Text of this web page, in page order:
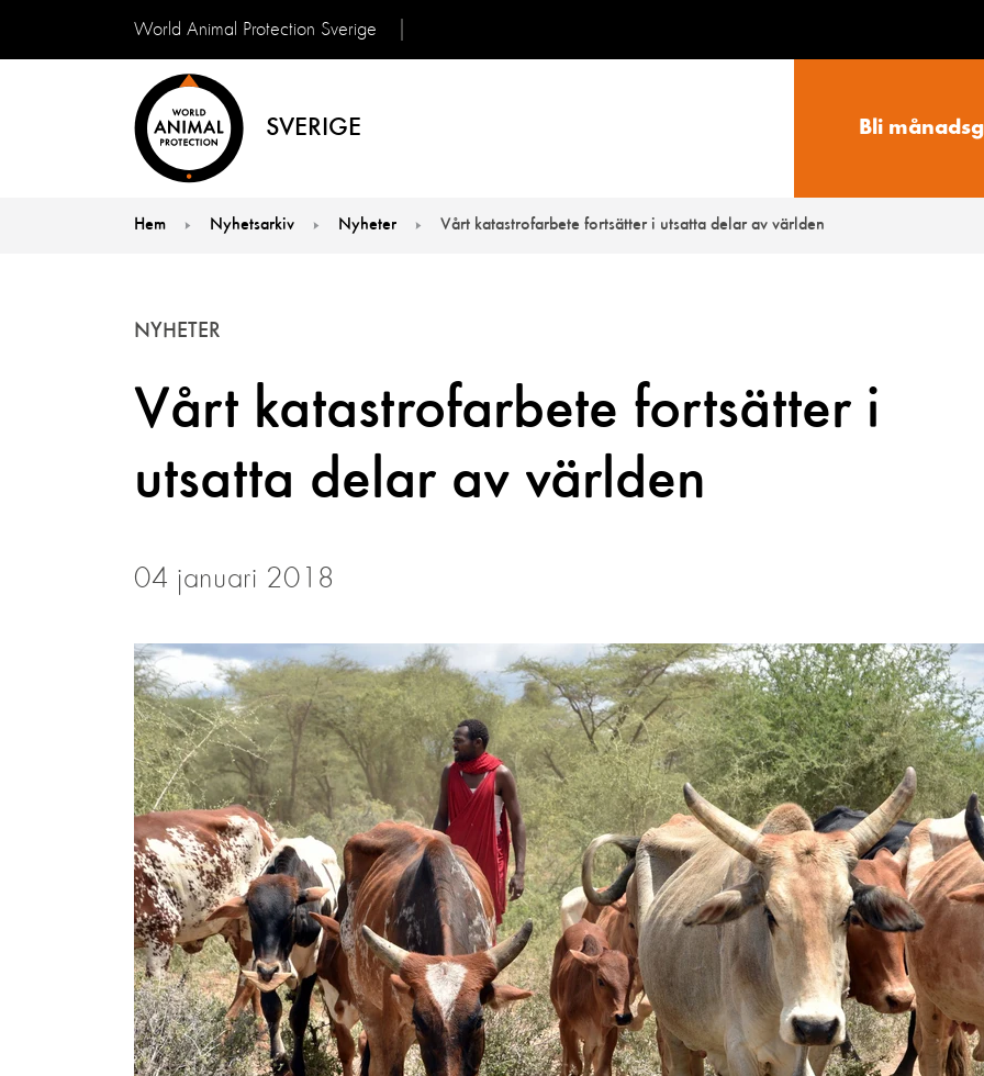
World Animal Protection Sverige
SVERIGE Bli
Hem Nyhetsarkiv Nyheter Vårt katastrofarbete fortsätter i utsatta delar av världen
Vårt katastrofarbete fortsätter i
utsatta delar av världen
NYHETER
04 januari 2018